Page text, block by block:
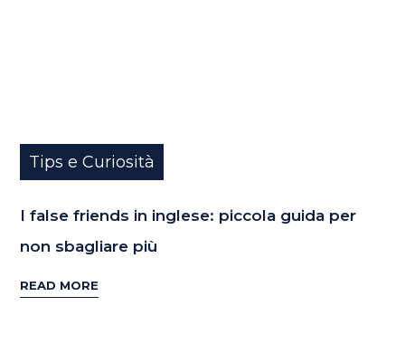
Tips e Curiosità
I false friends in inglese: piccola guida per
non sbagliare più
READ MORE